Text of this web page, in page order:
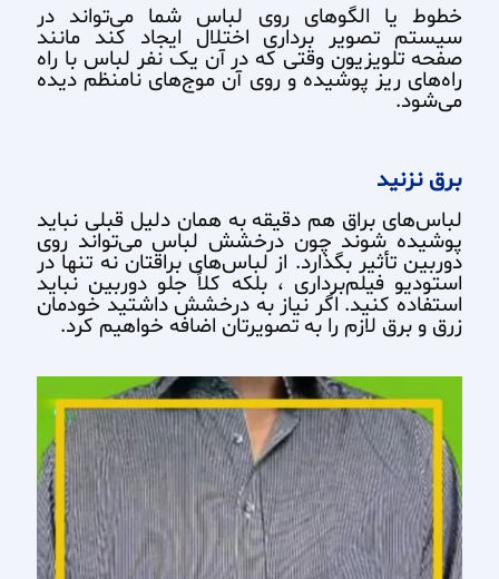
خطوط یا الگوهای روی لباس شما می‌تواند در
سیستم تصویر برداری اختلال ایجاد کند مانند
صفحه تلویزیون وقتی که در آن یک نفر لباس با راه
‌راه‌های ریز پوشیده و روی آن موج‌های نامنظم دیده
می‌شود.
برق نزنید
لباس‌های براق هم دقیقه به همان دلیل قبلی نباید
پوشیده شوند چون درخشش لباس می‌تواند روی
دوربین تأثیر بگذارد. از لباس‌های براقتان نه تنها در
استودیو فیلم‌برداری ، بلکه کلاً جلو دوربین نباید
استفاده کنید. اگر نیاز به درخشش داشتید خودمان
زرق و برق لازم را به تصویرتان اضافه خواهیم کرد.